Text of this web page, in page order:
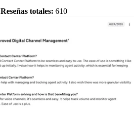
Reseñas totales: 610